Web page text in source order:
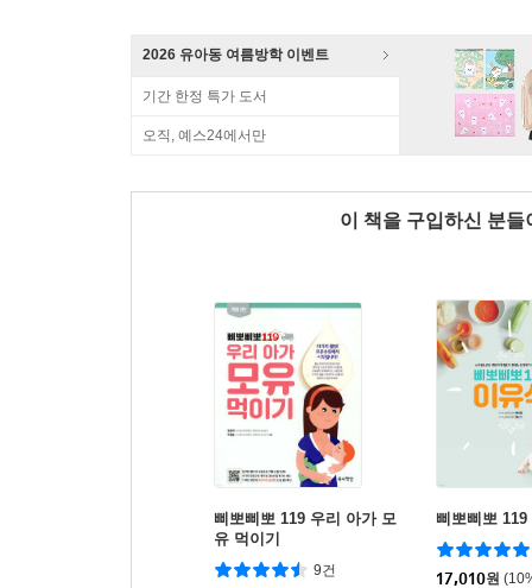
2026 유아동 여름방학 이벤트
기간 한정 특가 도서
오직, 예스24에서만
이 책을 구입하신 분
삐뽀삐뽀 119 우리 아가 모
유 먹이기
9건
삐뽀삐뽀 119
17,010원